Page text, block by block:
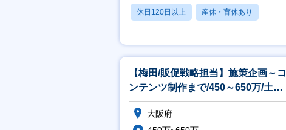
休日120日以上 産休・育休あり
【梅田/販促戦略担当】施策企画～コ
ンテンツ制作まで/450～650万/土日
祝休み/充実の福利厚生
大阪府